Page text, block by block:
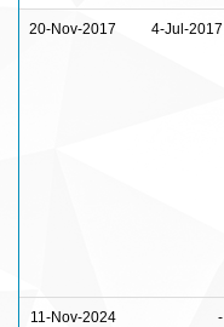
20-Nov-2017 4-Jul-2017
11-Nov-2024 -